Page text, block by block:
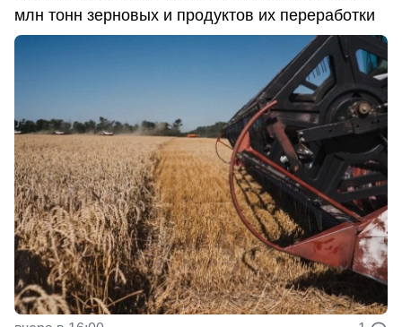
млн тонн зерновых и продуктов их переработки